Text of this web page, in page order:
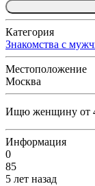
Категория
Знакомства с
Местоположение
Москва
Ищю женщину от
Информация
0
85
5 лет назад